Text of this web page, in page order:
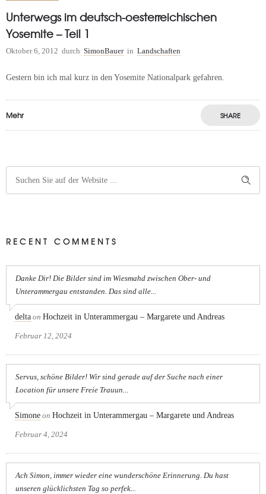
Unterwegs im deutsch-oesterreichischen
Yosemite – Teil 1
Oktober 6, 2012 durch SimonBauer in Landschaften
Gestern bin ich mal kurz in den Yosemite Nationalpark gefahren.
Mehr SHARE
RECENT COMMENTS
Danke Dir! Die Bilder sind im Wiesmahd zwischen Ober- und
Unterammergau entstanden. Das sind alle...
delta on Hochzeit in Unterammergau – Margarete und Andreas
Februar 12, 2024
Servus, schöne Bilder! Wir sind gerade auf der Suche nach einer
Location für unsere Freie Trauun...
Simone on Hochzeit in Unterammergau – Margarete und Andreas
Februar 4, 2024
Ach Simon, immer wieder eine wunderschöne Erinnerung. Du hast
unseren glücklichsten Tag so perfek...